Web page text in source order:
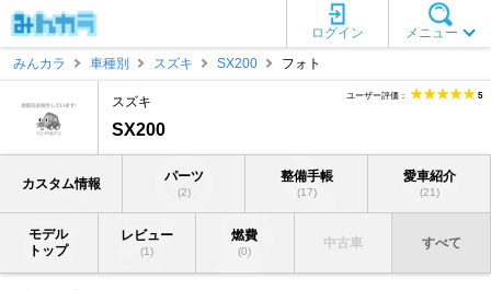
メニュー
ログイン
みんカラ
車種別 スズキ SX200 フォト
スズキ
SX200
ユーザー評価： 5
カスタム情報 パーツ
(2)
整備手帳
(17)
愛車紹介
(21)
モデル
トップ
レビュー
(1)
燃費
(0)
中古車 すべて